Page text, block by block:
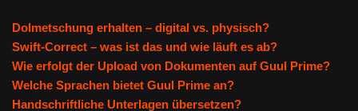
Dolmetschung erhalten – digital vs. physisch?
Swift-Correct – was ist das und wie läuft es ab?
Wie erfolgt der Upload von Dokumenten auf Guul Prime?
Welche Sprachen bietet Guul Prime an?
Handschriftliche Unterlagen übersetzen?